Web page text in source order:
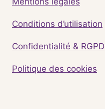
Conditions d’utilisation
Confidentialité & RGPD
Politique des cookies